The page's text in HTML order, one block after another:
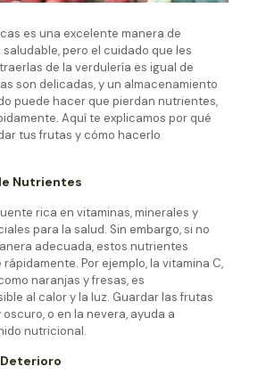
es una excelente manera de
pero el cuidado que les
de la verdulería es igual de
son delicadas, y un almacenamiento
puede hacer que pierdan nutrientes,
Aquí te explicamos por qué
tus frutas y cómo hacerlo
Nutrientes
rica en vitaminas, minerales y
para la salud. Sin embargo, si no
adecuada, estos nutrientes
Por ejemplo, la vitamina C,
naranjas y fresas, es
al calor y la luz. Guardar las frutas
o en la nevera, ayuda a
nutricional.